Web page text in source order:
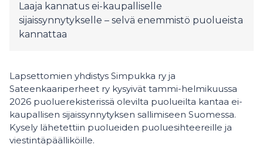
Laaja kannatus ei-kaupalliselle
sijaissynnytykselle – selvä enemmistö puolueista
kannattaa
Lapsettomien yhdistys Simpukka ry ja
Sateenkaariperheet ry kysyivät tammi-helmikuussa
2026 puoluerekisterissä olevilta puolueilta kantaa ei-
kaupallisen sijaissynnytyksen sallimiseen Suomessa.
Kysely lähetettiin puolueiden puoluesihteereille ja
viestintäpäälliköille.